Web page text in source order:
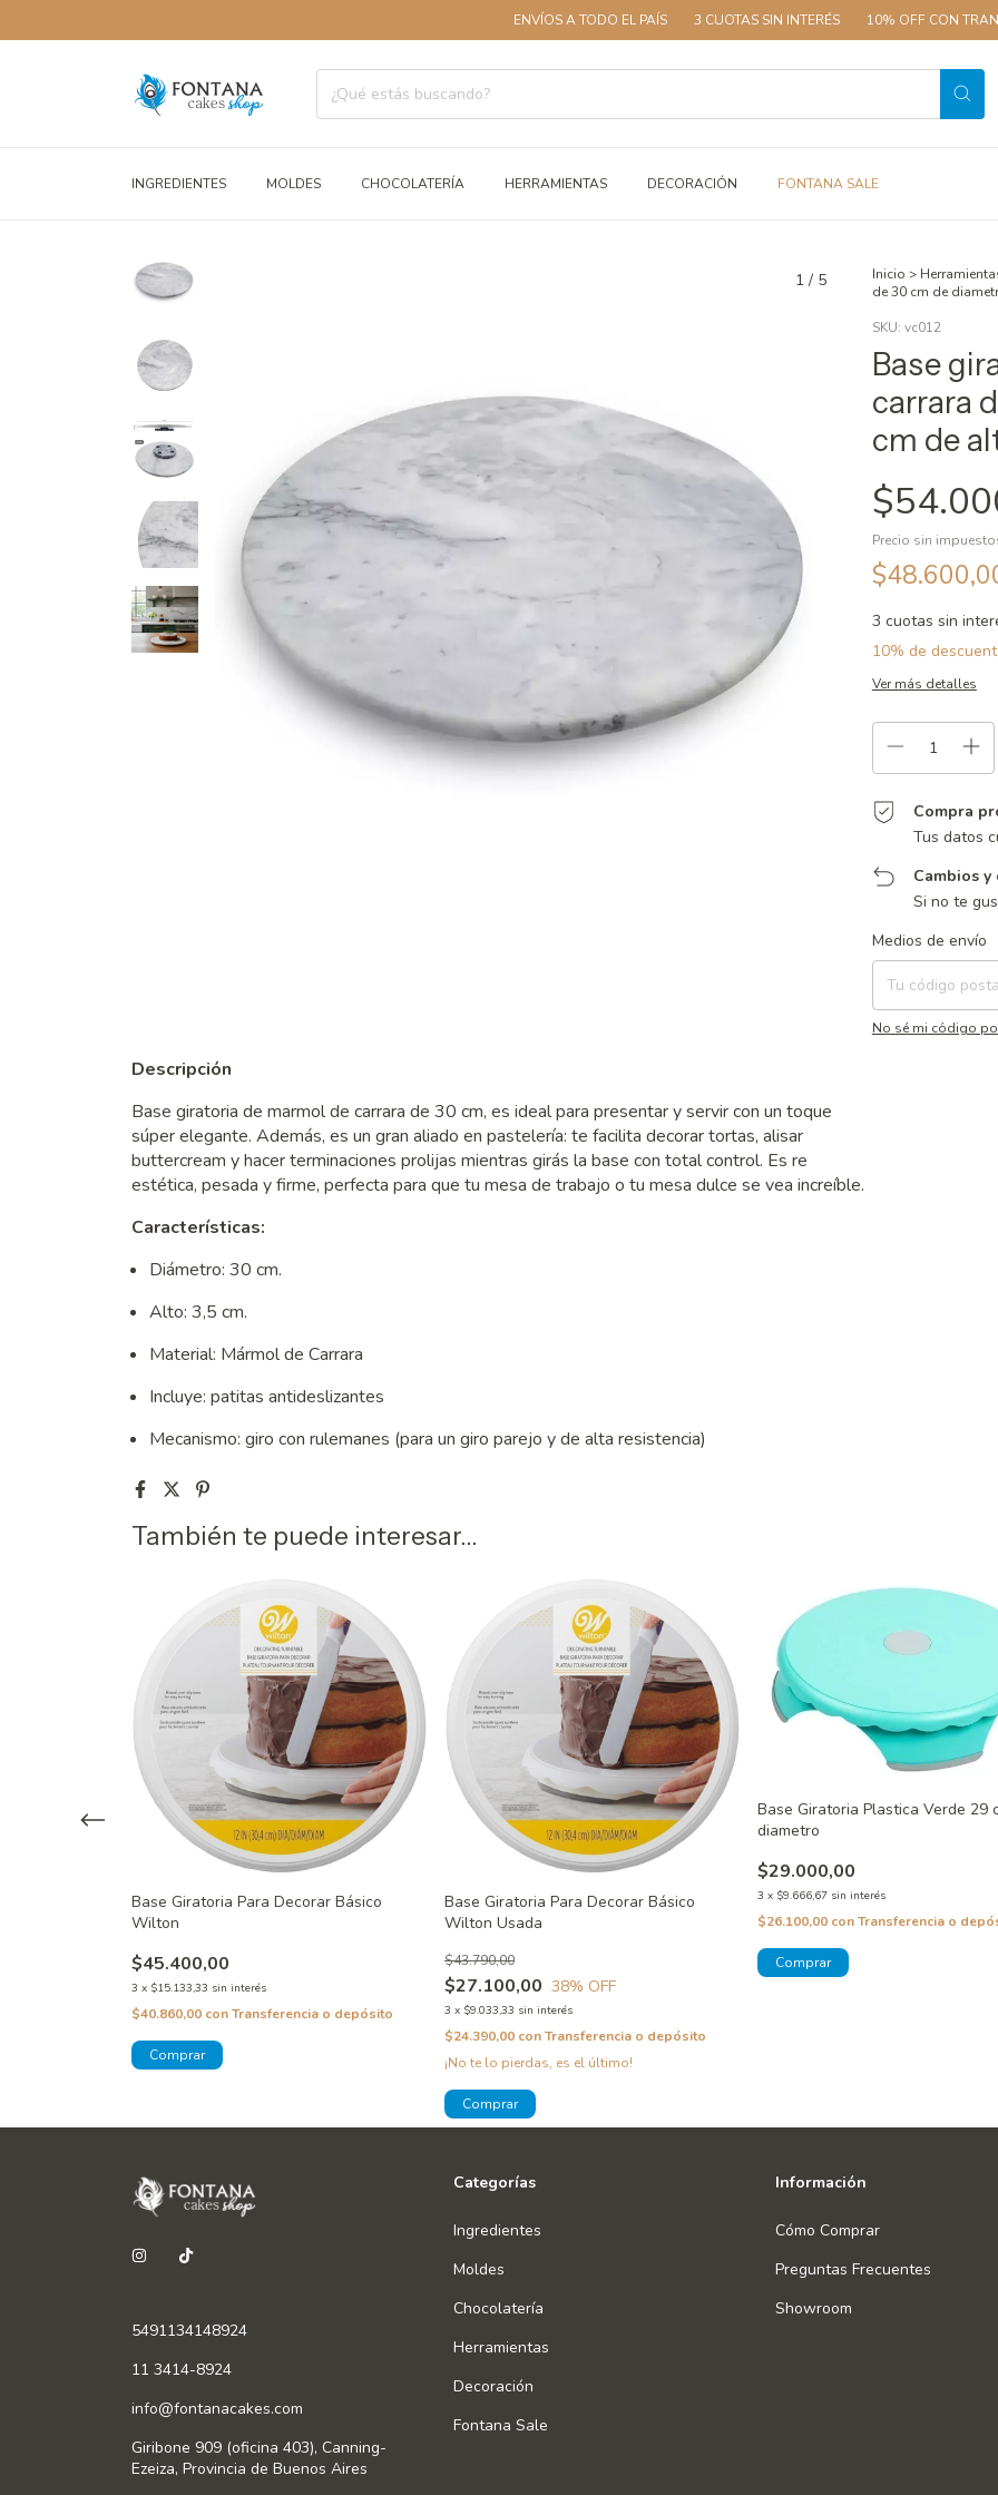
ENVÍOS A TODO EL PAÍS 3 CUOTAS SIN INTERÉS 10% OFF CON TRANSFERENCIA
INGREDIENTES MOLDES CHOCOLATERÍA HERRAMIENTAS DECORACIÓN FONTANA SALE
1 / 5 Inicio >
de 30 cm de
SKU: vc012
Base
carrara
cm de
Precio sin
3 cuotas sin
10% de
Ver más detalles
Compra
Tus datos
Cambios
Si no te
Entregas para el CP:
Medios de envío
No sé mi código
Descripción
Base giratoria de marmol de carrara de 30 cm, es ideal para presentar y servir con un toque
súper elegante. Además, es un gran aliado en pastelería: te facilita decorar tortas, alisar
buttercream y hacer terminaciones prolijas mientras girás la base con total control. Es re
estética, pesada y firme, perfecta para que tu mesa de trabajo o tu mesa dulce se vea increíble.
Características:
Diámetro: 30 cm.
Alto: 3,5 cm.
Material: Mármol de Carrara
Incluye: patitas antideslizantes
Mecanismo: giro con rulemanes (para un giro parejo y de alta resistencia)
También te puede interesar...
Base Giratoria Para Decorar Básico
Wilton
$45.400,00
3 x $15.133,33 sin interés
$40.860,00 conTransferencia o depósito
Base Giratoria Para Decorar Básico
Wilton Usada
$27.100,00
$43.790,00
38% OFF
3 x $9.033,33 sin interés
$24.390,00 conTransferencia o depósito
¡No te lo pierdas, es el último!
Base Giratoria Plastica Verde 29
diametro
$29.000,00
3 x $9.666,67 sin interés
$26.100,00 conTransferencia o
5491134148924
11 3414-8924
info@fontanacakes.com
Giribone 909 (oficina 403), Canning-
Ezeiza, Provincia de Buenos Aires
Categorías
Ingredientes
Moldes
Chocolatería
Herramientas
Decoración
Fontana Sale
Información
Cómo Comprar
Preguntas Frecuentes
Showroom